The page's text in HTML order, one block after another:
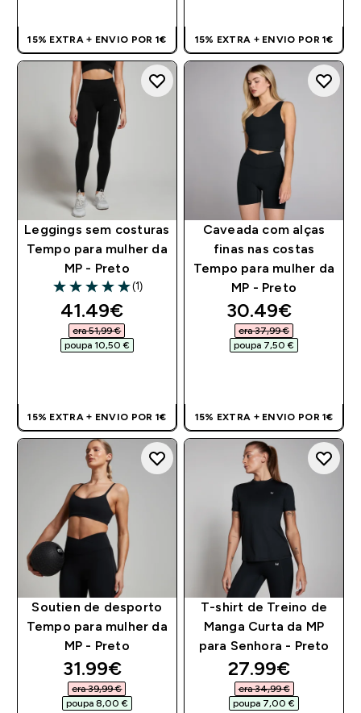
15% EXTRA + ENVIO POR 1€ 15% EXTRA + ENVIO POR 1€
Leggings sem costuras
Tempo para mulher da
MP - Preto
5 out of 5 stars
(1)
discounted price
41.49€‎
era 51,99 €‎
poupa 10,50 €‎
15% EXTRA + ENVIO POR 1€
Caveada com alças
finas nas costas
Tempo para mulher da
MP - Preto
discounted
30.49€‎
era 37,99 €‎
poupa 7,50 €‎
15% EXTRA + ENVIO POR 1€
Soutien de desporto
Tempo para mulher da
MP - Preto
discounted price
31.99€‎
era 39,99 €‎
poupa 8,00 €‎
T-shirt de Treino de
Manga Curta da MP
para Senhora - Preto
discounted
27.99€‎
era 34,99 €‎
poupa 7,00 €‎